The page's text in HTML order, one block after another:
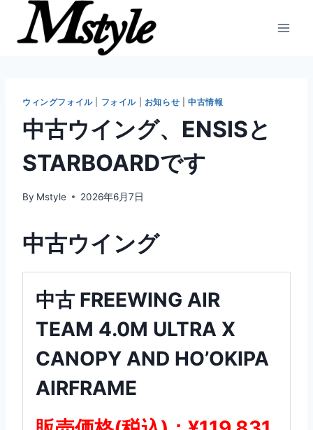
ウィングフォイル| フォイル| お知らせ 中古情報
中古ウイング、ENSISと
STARBOARDです
By Mstyle 2026年6月7日
中古ウイング
中古 FREEWING AIR
TEAM 4.0M ULTRA X
CANOPY AND HO’OKIPA
AIRFRAME